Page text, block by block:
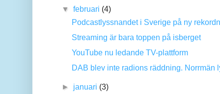
▼februari (4)
Podcastlyssnandet i Sverige på ny
Streaming är bara toppen på isberget
YouTube nu ledande TV-plattform
DAB blev inte radions räddning. Norrmän
► januari (3)